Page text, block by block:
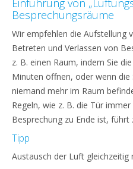
Einführung von
Besprechungsräume
Wir empfehlen die Aufstellung
Betreten und Verlassen von
z. B. einen Raum, indem Sie
Minuten öffnen, oder wenn die
niemand mehr im Raum
Regeln, wie z. B. die Tür
Besprechung zu Ende ist,
Tipp
Austausch der Luft